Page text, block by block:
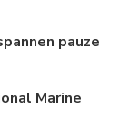
pauze
Marine